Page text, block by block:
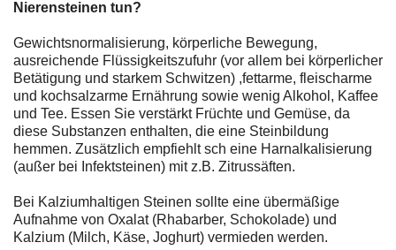
Nierensteinen tun?
Gewichtsnormalisierung, körperliche Bewegung,
ausreichende Flüssigkeitszufuhr (vor allem bei körperlicher
Betätigung und starkem Schwitzen) ,fettarme, fleischarme
und kochsalzarme Ernährung sowie wenig Alkohol, Kaffee
und Tee. Essen Sie verstärkt Früchte und Gemüse, da
diese Substanzen enthalten, die eine Steinbildung
hemmen. Zusätzlich empfiehlt sch eine Harnalkalisierung
(außer bei Infektsteinen) mit z.B. Zitrussäften.
Bei Kalziumhaltigen Steinen sollte eine übermäßige
Aufnahme von Oxalat (Rhabarber, Schokolade) und
Kalzium (Milch, Käse, Joghurt) vermieden werden.